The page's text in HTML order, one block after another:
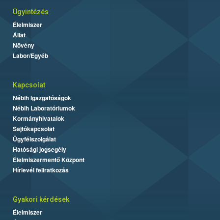
Ügyintézés
Élelmiszer
Állat
Növény
Labor/Egyéb
Kapcsolat
Nébih Igazgatóságok
Nébih Laboratóriumok
Kormányhivatalok
Sajtókapcsolat
Ügyfélszolgálat
Hatósági jogsegély
Élelmiszermentő Központ
Hírlevél feliratkozás
Gyakori kérdések
Élelmiszer